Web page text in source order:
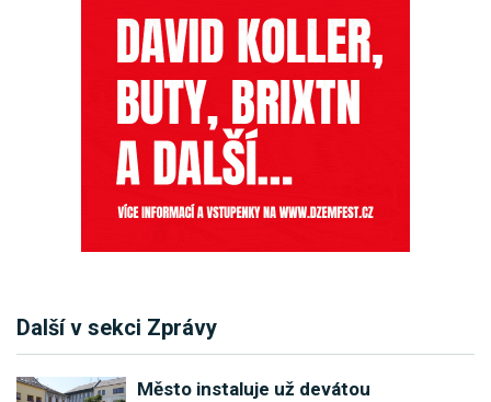
Další v sekci Zprávy
Město instaluje už devátou